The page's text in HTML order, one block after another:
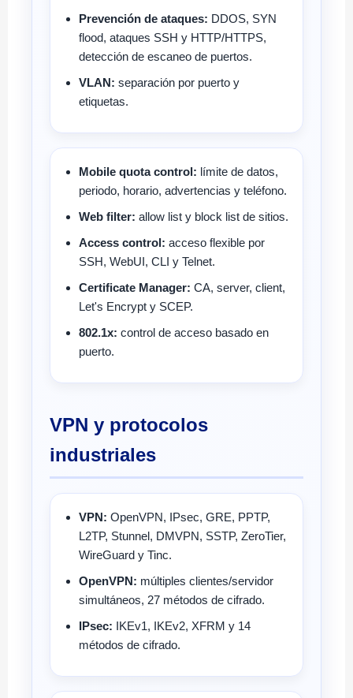
Prevención de ataques: DDOS, SYN
flood, ataques SSH y HTTP/HTTPS,
detección de escaneo de puertos.
VLAN: separación por puerto y
etiquetas.
Mobile quota control: límite de datos,
periodo, horario, advertencias y teléfono.
Web filter: allow list y block list de sitios.
Access control: acceso flexible por
SSH, WebUI, CLI y Telnet.
Certificate Manager: CA, server, client,
Let's Encrypt y SCEP.
802.1x: control de acceso basado en
puerto.
VPN y protocolos
industriales
VPN: OpenVPN, IPsec, GRE, PPTP,
L2TP, Stunnel, DMVPN, SSTP, ZeroTier,
WireGuard y Tinc.
OpenVPN: múltiples clientes/servidor
simultáneos, 27 métodos de cifrado.
IPsec: IKEv1, IKEv2, XFRM y 14
métodos de cifrado.